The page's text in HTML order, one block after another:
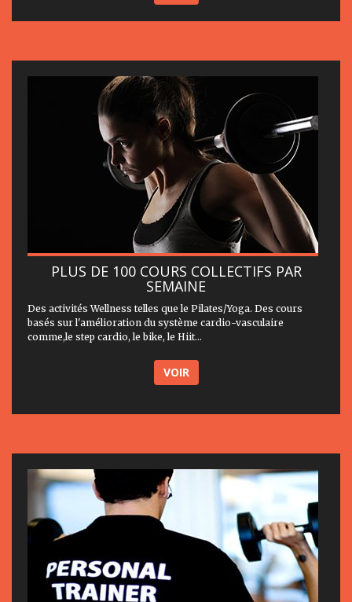
PLUS DE 100 COURS COLLECTIFS PAR
SEMAINE
Des activités Wellness telles que le Pilates/Yoga. Des cours
basés sur l'amélioration du système cardio-vasculaire
comme,le step cardio, le bike, le Hiit...
VOIR